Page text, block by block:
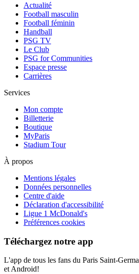
Actualité
Football masculin
Football féminin
Handball
PSG TV
Le Club
PSG for Communities
Espace presse
Carrières
Services
Mon compte
Billetterie
Boutique
MyParis
Stadium Tour
À propos
Mentions légales
Données personnelles
Centre d'aide
Déclaration d'accessibilité
Ligue 1 McDonald's
Préférences cookies
Téléchargez notre app
L'app de tous les fans du Paris Saint-
et Android!